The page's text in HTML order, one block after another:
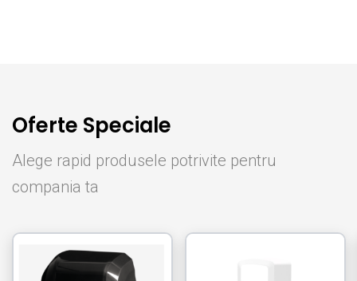
Oferte Speciale
Alege rapid produsele potrivite pentru
compania ta